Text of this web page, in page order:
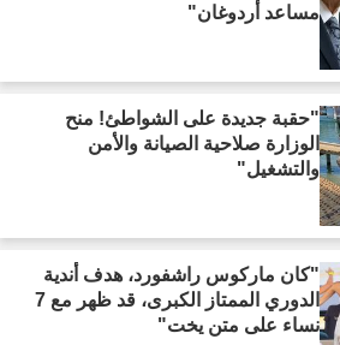
مساعد أردوغان"
"حقبة جديدة على الشواطئ! منح
الوزارة صلاحية الصيانة والأمن
والتشغيل"
"كان ماركوس راشفورد، هدف أندية
الدوري الممتاز الكبرى، قد ظهر مع 7
نساء على متن يخت"